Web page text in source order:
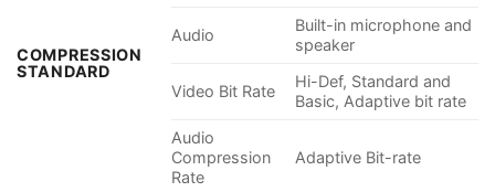
COMPRESSION
STANDARD
Audio
Built-in microphone and
speaker
Video Bit Rate
Hi-Def, Standard and
Basic, Adaptive bit rate
Audio
Compression
Rate
Adaptive Bit-rate